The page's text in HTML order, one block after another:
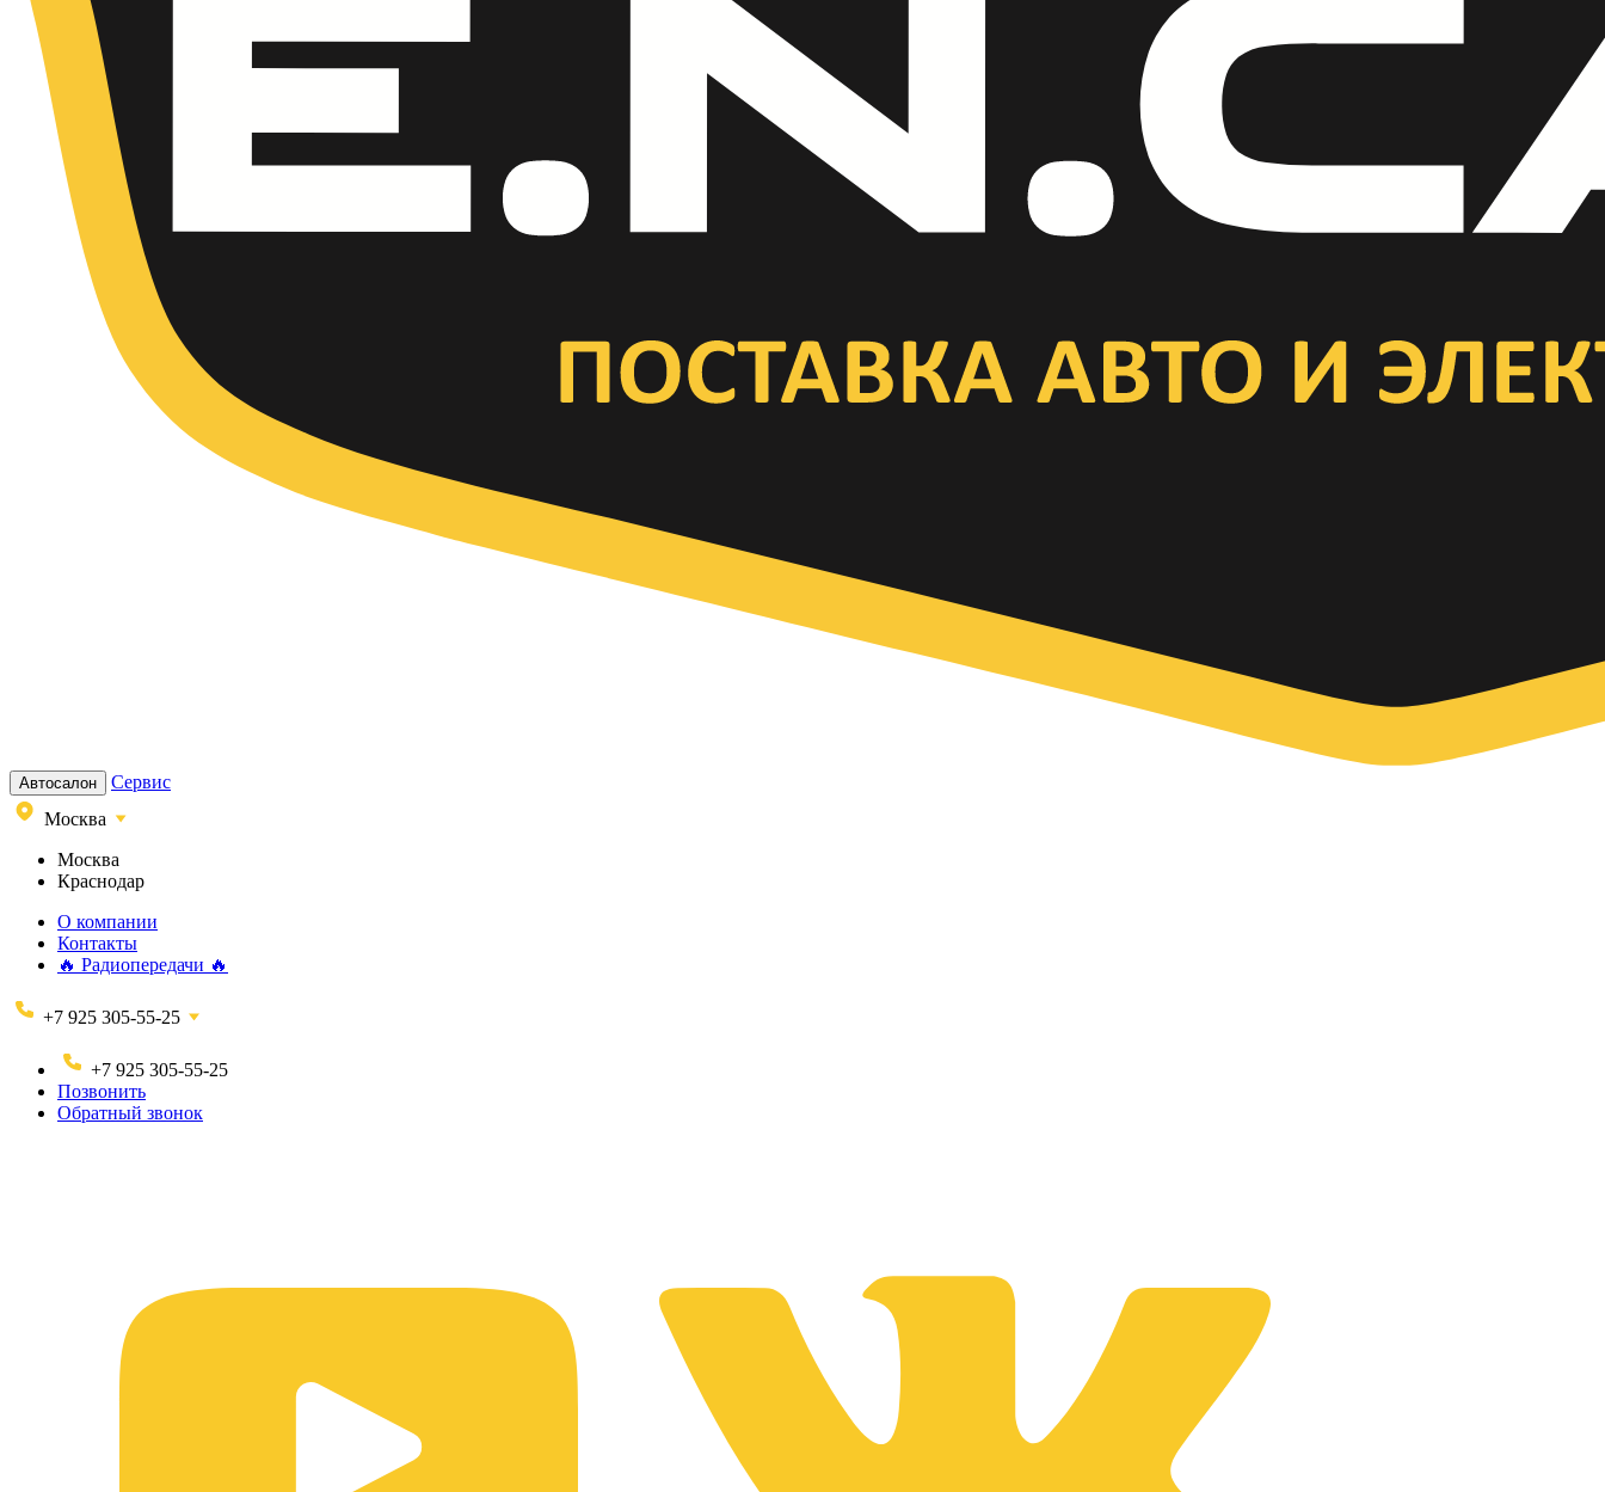
Автосалон
Сервис
Москва
Москва
Краснодар
О компании
Контакты
🔥 Радиопередачи 🔥
+7 925 305-55-25
+7 925 305-55-25
Позвонить
Обратный звонок